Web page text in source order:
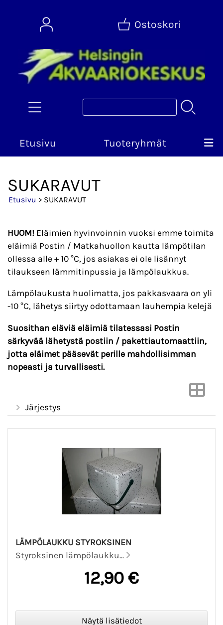
Ostoskori
Etusivu Tuoteryhmät
SUKARAVUT
Etusivu > SUKARAVUT
HUOM! Eläimien hyvinvoinnin vuoksi emme toimita
eläimiä Postin / Matkahuollon kautta lämpötilan
ollessa alle + 10 °C, jos asiakas ei ole lisännyt
tilaukseen lämmitinpussia ja lämpölaukkua.
Lämpölaukusta huolimatta, jos pakkasvaara on yli
-10 °C, lähetys siirtyy odottamaan lauhempia kelejä
Suosithan eläviä eläimiä tilatessasi Postin
särkyvää lähetystä postiin / pakettiautomaattiin,
jotta eläimet pääsevät perille mahdollisimman
nopeasti ja turvallisesti.
Järjestys
LÄMPÖLAUKKU STYROKSINEN
Styroksinen lämpölaukku...
12,90 €